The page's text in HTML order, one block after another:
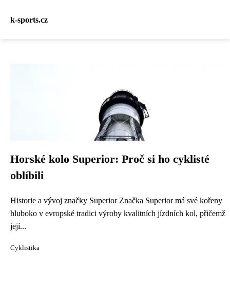
k-sports.cz
Horské kolo Superior: Proč si ho cyklisté
oblíbili
Historie a vývoj značky Superior Značka Superior má své kořeny
hluboko v evropské tradici výroby kvalitních jízdních kol, přičemž
její...
Cyklistika